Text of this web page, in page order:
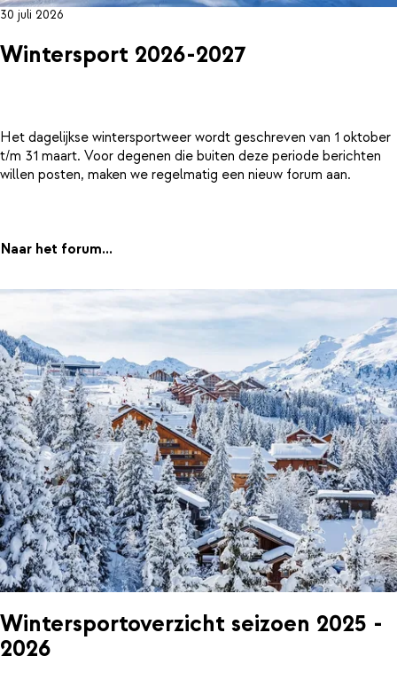
30 juli 2026
Wintersport 2026-2027
Het dagelijkse wintersportweer wordt geschreven van 1 oktober
t/m 31 maart. Voor degenen die buiten deze periode berichten
willen posten, maken we regelmatig een nieuw forum aan.
Naar het forum...
Wintersportoverzicht seizoen 2025 -
2026